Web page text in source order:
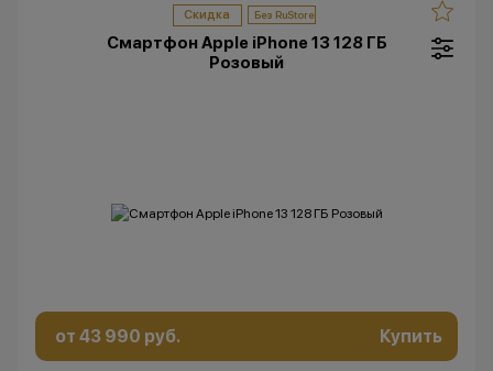
Скидка
Смартфон Apple iPhone 13 128 ГБ
Розовый
от 43 990 руб. Купить